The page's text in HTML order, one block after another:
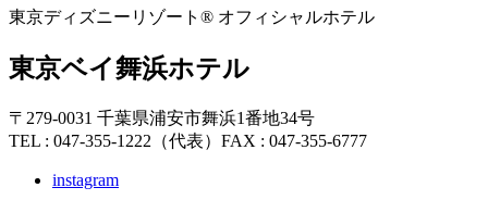
東京ディズニーリゾート® オフィシャルホテル
東京ベイ舞浜ホテル
〒279-0031 千葉県浦安市舞浜1番地34号
TEL : 047-355-1222（代表） FAX : 047-355-6777
instagram